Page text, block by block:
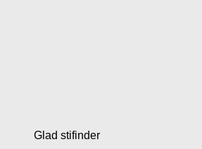
Glad stifinder